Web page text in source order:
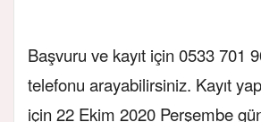
Başvuru ve kayıt için 0533 701
telefonu arayabilirsiniz. Kayıt
için 22 Ekim 2020 Perşembe